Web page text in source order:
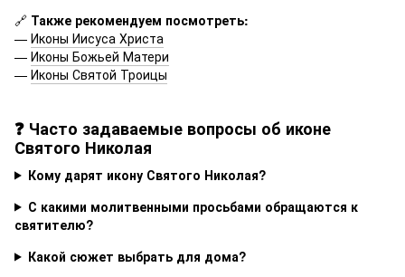
🔗 Также рекомендуем посмотреть:
— Иконы Иисуса Христа
— Иконы Божьей Матери
— Иконы Святой Троицы
❓ Часто задаваемые вопросы об иконе
Святого Николая
Кому дарят икону Святого Николая?
С какими молитвенными просьбами обращаются к
святителю?
Какой сюжет выбрать для дома?